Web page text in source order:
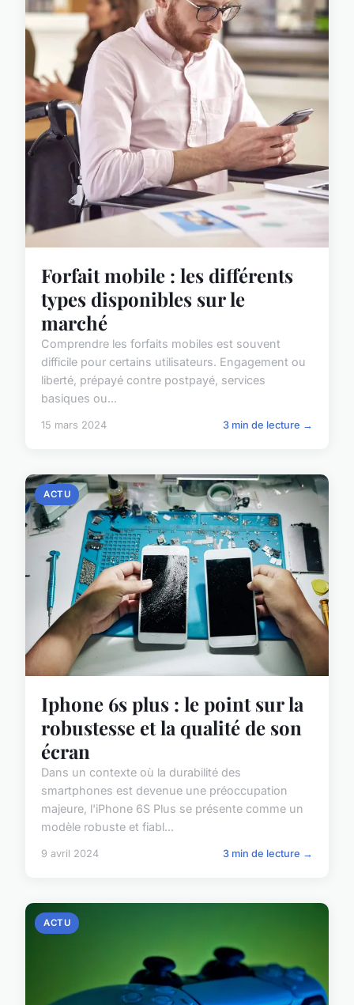
Forfait mobile : les différents
types disponibles sur le
marché
Comprendre les forfaits mobiles est souvent
difficile pour certains utilisateurs. Engagement ou
liberté, prépayé contre postpayé, services
basiques ou...
15 mars 2024 3 min de lecture →
ACTU
Iphone 6s plus : le point sur la
robustesse et la qualité de son
écran
Dans un contexte où la durabilité des
smartphones est devenue une préoccupation
majeure, l'iPhone 6S Plus se présente comme un
modèle robuste et fiabl...
9 avril 2024 3 min de lecture →
ACTU